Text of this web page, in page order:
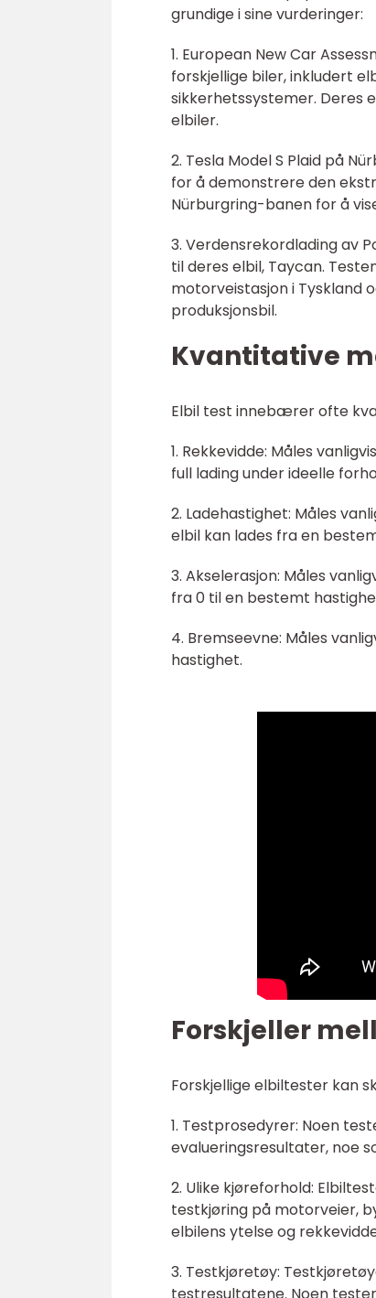
grundige i sine vurderinger:
1. European New Car
forskjellige biler, inkludert
sikkerhetssystemer. Deres
elbiler.
2. Tesla Model S Plaid på
for å demonstrere den
Nürburgring-banen for å
3. Verdensrekordlading av
til deres elbil, Taycan.
motorveistasjon i Tyskland
produksjonsbil.
Kvantitative
Elbil test innebærer ofte
1. Rekkevidde: Måles
full lading under ideelle
2. Ladehastighet: Måles
elbil kan lades fra en
3. Akselerasjon: Måles
fra 0 til en bestemt
4. Bremseevne: Måles
hastighet.
Forskjeller
Forskjellige elbiltester kan
1. Testprosedyrer: Noen
evalueringsresultater, noe
2. Ulike kjøreforhold:
testkjøring på motorveier,
elbilens ytelse og
3. Testkjøretøy: